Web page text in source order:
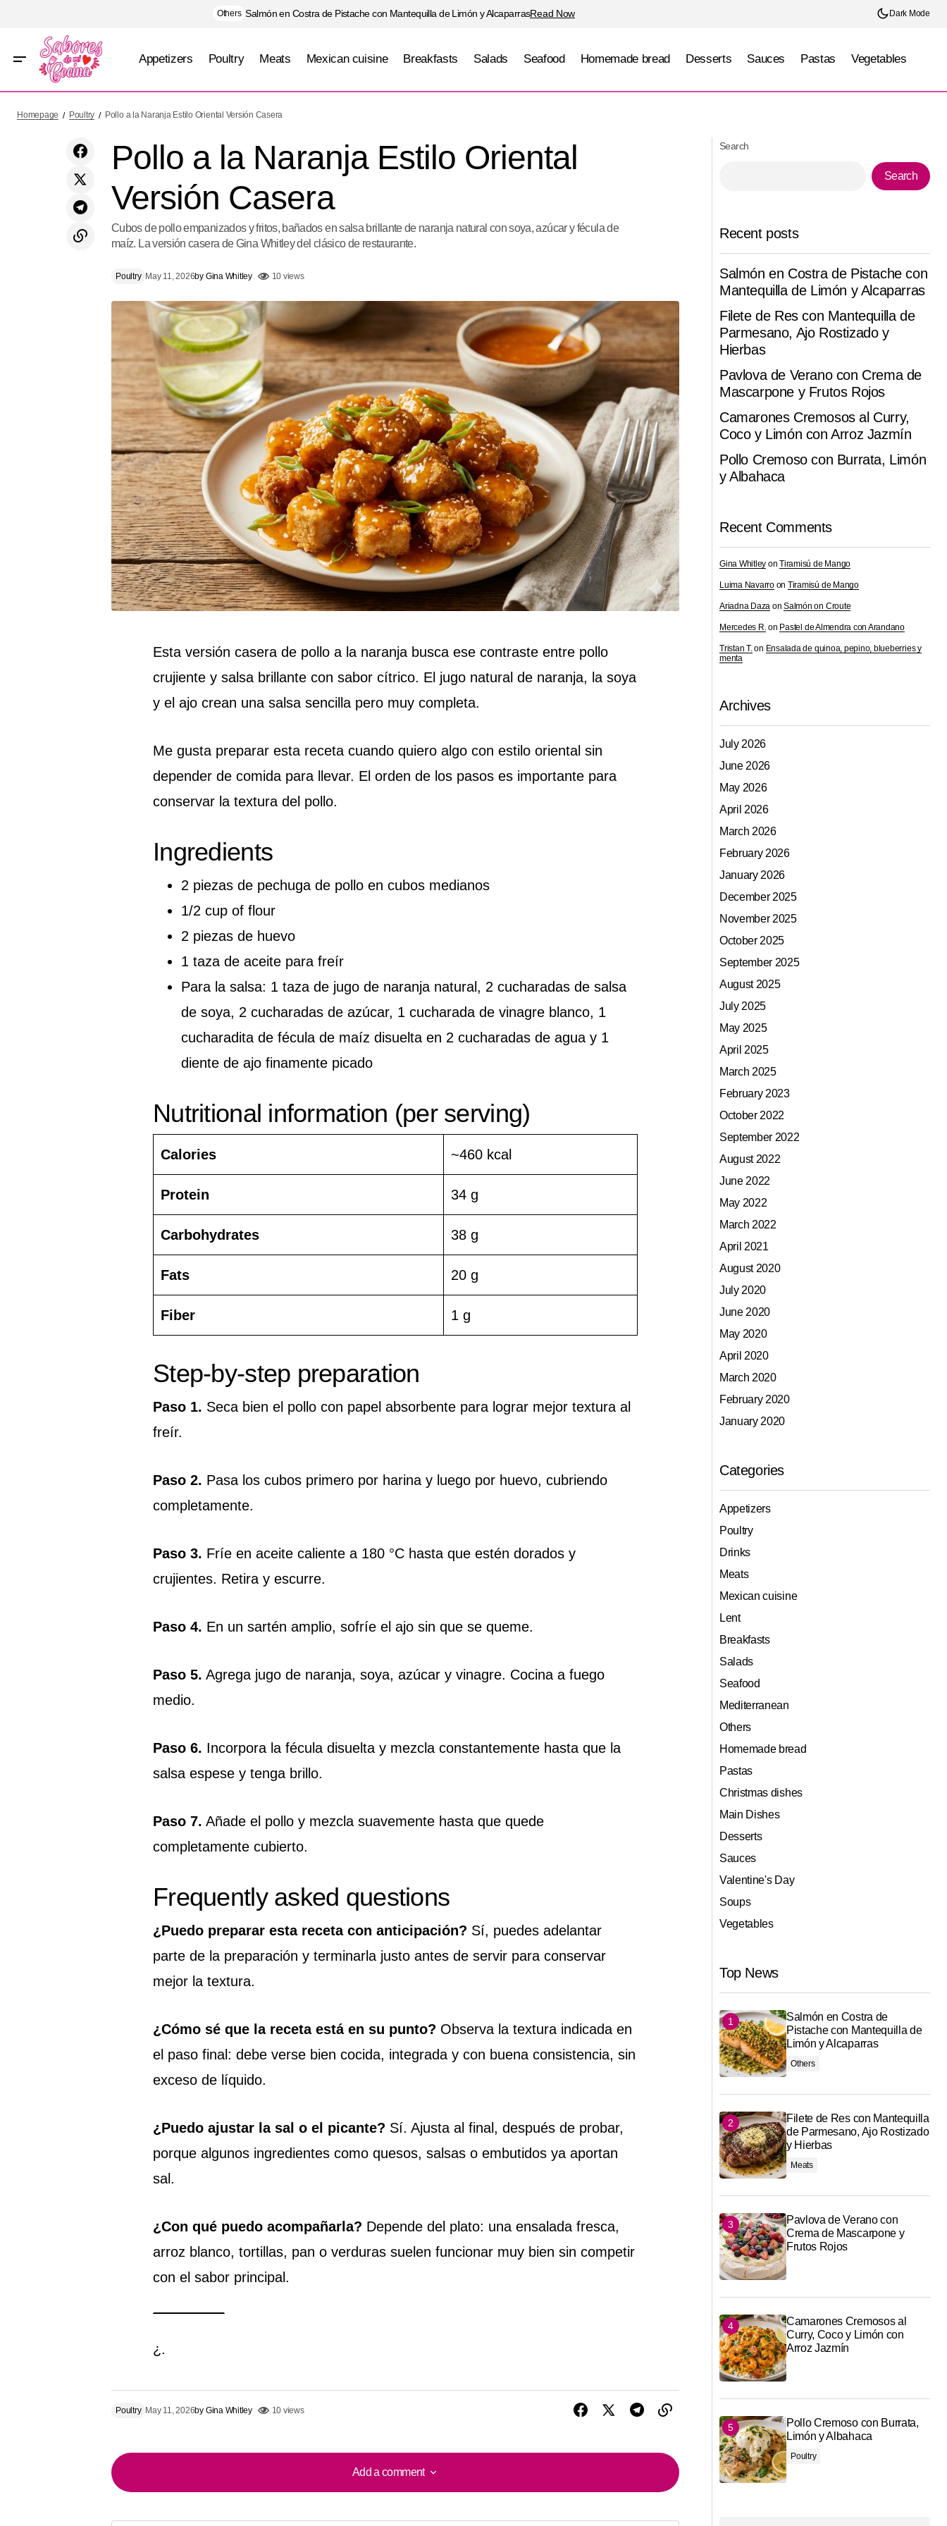
Others Salmón en Costra de Pistache con Mantequilla de Limón y AlcaparrasRead Now Dark Mode
Appetizers Poultry Meats Mexican cuisine Breakfasts Salads Seafood Homemade bread Desserts Sauces Pastas Vegetables
Capuchino
Homepage Poultry Pollo a la Naranja Estilo Oriental Versión Casera
Pollo a la Naranja Estilo Oriental
Versión Casera
Cubos de pollo empanizados y fritos, bañados en salsa brillante de naranja natural con soya, azúcar y fécula de
maíz. La versión casera de Gina Whitley del clásico de restaurante.
Poultry May 11, 2026by Gina Whitley 10 views
Esta versión casera de pollo a la naranja busca ese contraste entre pollo
crujiente y salsa brillante con sabor cítrico. El jugo natural de naranja, la soya
y el ajo crean una salsa sencilla pero muy completa.
Me gusta preparar esta receta cuando quiero algo con estilo oriental sin
depender de comida para llevar. El orden de los pasos es importante para
conservar la textura del pollo.
Ingredients
2 piezas de pechuga de pollo en cubos medianos
1/2 cup of flour
2 piezas de huevo
1 taza de aceite para freír
Para la salsa: 1 taza de jugo de naranja natural, 2 cucharadas de salsa
de soya, 2 cucharadas de azúcar, 1 cucharada de vinagre blanco, 1
cucharadita de fécula de maíz disuelta en 2 cucharadas de agua y 1
diente de ajo finamente picado
Nutritional information (per serving)
Calories ~460 kcal
Protein 34 g
Carbohydrates 38 g
Fats 20 g
Fiber 1 g
Step-by-step preparation
Paso 1. Seca bien el pollo con papel absorbente para lograr mejor textura al
freír.
Paso 2. Pasa los cubos primero por harina y luego por huevo, cubriendo
completamente.
Paso 3. Fríe en aceite caliente a 180 °C hasta que estén dorados y
crujientes. Retira y escurre.
Paso 4. En un sartén amplio, sofríe el ajo sin que se queme.
Paso 5. Agrega jugo de naranja, soya, azúcar y vinagre. Cocina a fuego
medio.
Paso 6. Incorpora la fécula disuelta y mezcla constantemente hasta que la
salsa espese y tenga brillo.
Paso 7. Añade el pollo y mezcla suavemente hasta que quede
completamente cubierto.
Frequently asked questions
¿Puedo preparar esta receta con anticipación? Sí, puedes adelantar
parte de la preparación y terminarla justo antes de servir para conservar
mejor la textura.
¿Cómo sé que la receta está en su punto? Observa la textura indicada en
el paso final: debe verse bien cocida, integrada y con buena consistencia, sin
exceso de líquido.
¿Puedo ajustar la sal o el picante? Sí. Ajusta al final, después de probar,
porque algunos ingredientes como quesos, salsas o embutidos ya aportan
sal.
¿Con qué puedo acompañarla? Depende del plato: una ensalada fresca,
arroz blanco, tortillas, pan o verduras suelen funcionar muy bien sin competir
con el sabor principal.
¿.
Poultry May 11, 2026by Gina Whitley 10 views
Add a comment
Add a comment
Search
Search
Recent posts
Salmón en Costra de Pistache con
Mantequilla de Limón y Alcaparras
Filete de Res con Mantequilla de
Parmesano, Ajo Rostizado y
Hierbas
Pavlova de Verano con Crema de
Mascarpone y Frutos Rojos
Camarones Cremosos al Curry,
Coco y Limón con Arroz Jazmín
Pollo Cremoso con Burrata, Limón
y Albahaca
Recent Comments
Gina Whitley onTiramisú de Mango
Luima Navarroon Tiramisú de Mango
Ariadna Daza onSalmón on Croute
Mercedes R.on Pastel de Almendra con Arandano
Tristan T.on Ensalada de quinoa, pepino, blueberries y
menta
Archives
July 2026
June 2026
May 2026
April 2026
March 2026
February 2026
January 2026
December 2025
November 2025
October 2025
September 2025
August 2025
July 2025
May 2025
April 2025
March 2025
February 2023
October 2022
September 2022
August 2022
June 2022
May 2022
March 2022
April 2021
August 2020
July 2020
June 2020
May 2020
April 2020
March 2020
February 2020
January 2020
Categories
Appetizers
Poultry
Drinks
Meats
Mexican cuisine
Lent
Breakfasts
Salads
Seafood
Mediterranean
Others
Homemade bread
Pastas
Christmas dishes
Main Dishes
Desserts
Sauces
Valentine's Day
Soups
Vegetables
Top News
Salmón en Costra de
Pistache con Mantequilla de
Limón y Alcaparras
Others
Filete de Res con Mantequilla
de Parmesano, Ajo Rostizado
y Hierbas
Meats
Pavlova de Verano con
Crema de Mascarpone y
Frutos Rojos
Camarones Cremosos al
Curry, Coco y Limón con
Arroz Jazmín
Pollo Cremoso con Burrata,
Limón y Albahaca
Poultry